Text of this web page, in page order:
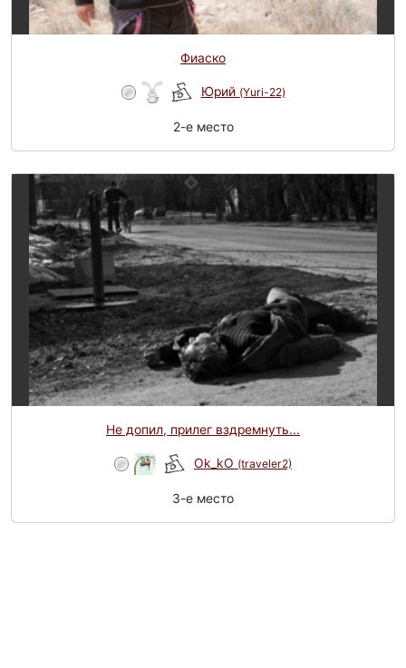
Фиаско
Юрий (Yuri-22)
2-e место
Не допил, прилег вздремнуть...
Ok_kO (traveler2)
3-e место